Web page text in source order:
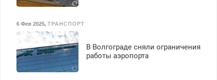
6 Фев 2025, ТРАНСПОРТ
В Волгограде сняли ограничения
работы аэропорта